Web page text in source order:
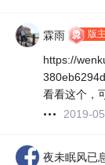
霖雨 版主
https://
看看这个，
2019-
夜未眠风已